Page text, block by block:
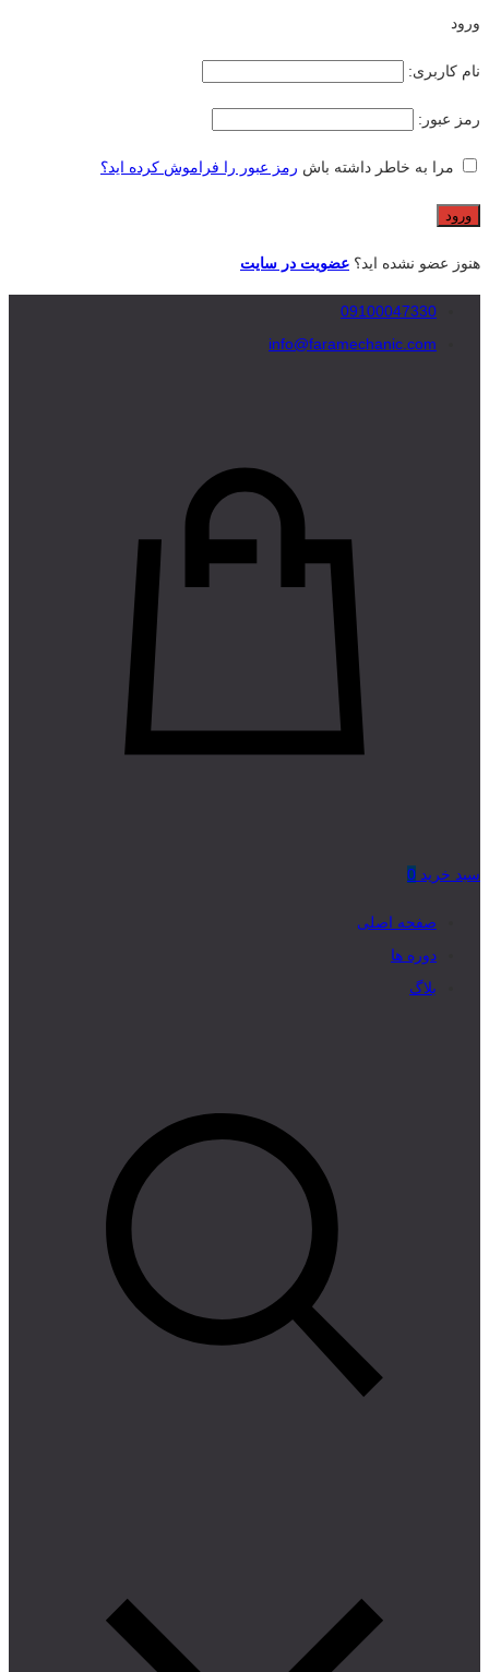
ورود
نام کاربری:
رمز عبور:
مرا به خاطر داشته باش رمز عبور را فراموش کرده اید؟
هنوز عضو نشده اید؟ عضویت در سایت
09100047330
info@faramechanic.com
سبد خرید 0
صفحه اصلی
دوره ها
بلاگ